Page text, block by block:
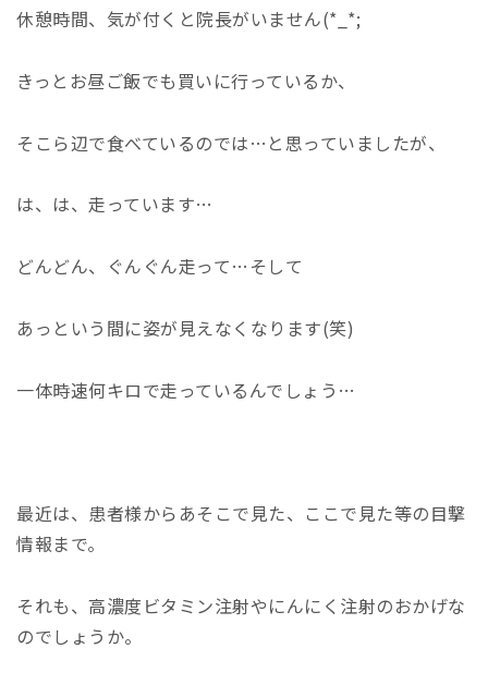
休憩時間、気が付くと院長がいません(*_*;
きっとお昼ご飯でも買いに行っているか、
そこら辺で食べているのでは…と思っていましたが、
は、は、走っています…
どんどん、ぐんぐん走って…そして
あっという間に姿が見えなくなります(笑)
一体時速何キロで走っているんでしょう…
最近は、患者様からあそこで見た、ここで見た等の目撃
情報まで。
それも、高濃度ビタミン注射やにんにく注射のおかげな
のでしょうか。